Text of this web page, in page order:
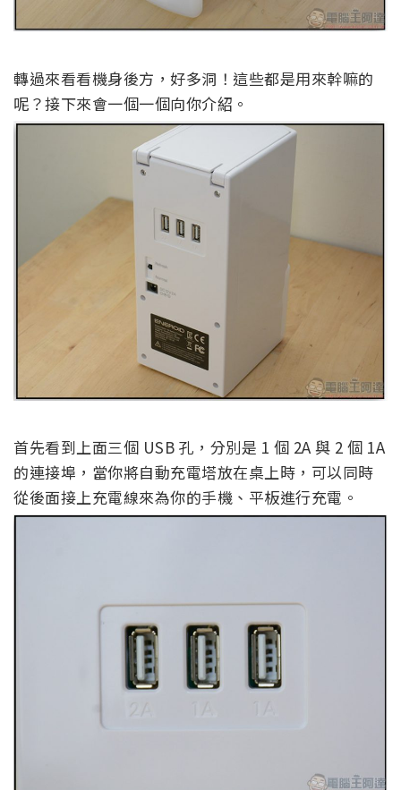
轉過來看看機身後方，好多洞！這些都是用來幹嘛的
呢？接下來會一個一個向你介紹。
首先看到上面三個 USB 孔，分別是 1 個 2A 與 2 個 1A
的連接埠，當你將自動充電塔放在桌上時，可以同時
從後面接上充電線來為你的手機、平板進行充電。